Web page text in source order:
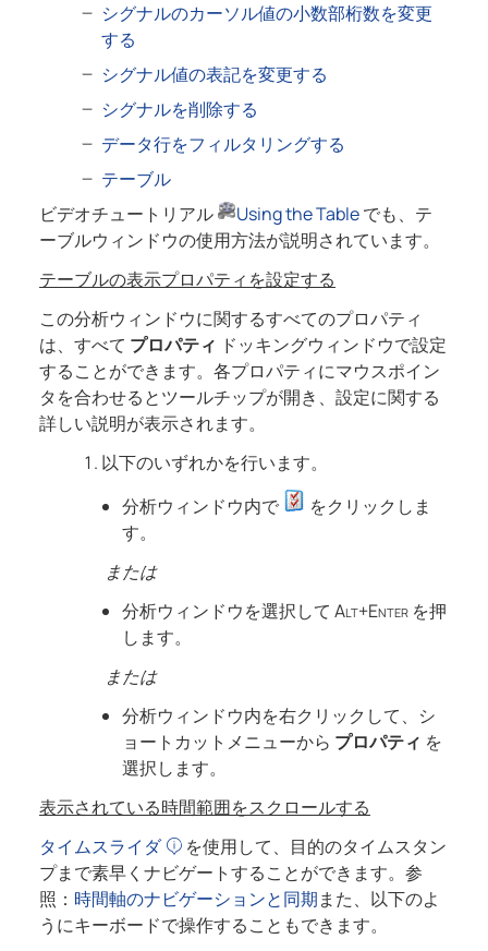
シグナルのカーソル値の小数部桁数を変更
する
シグナル値の表記を変更する
シグナルを削除する
データ行をフィルタリングする
テーブル
ビデオチュートリアル
Using the Tableでも、テ
ーブルウィンドウの使用方法が説明されています。
テーブルの表示プロパティを設定する
この分析ウィンドウに関するすべてのプロパティ
は、すべて プロパティ ドッキングウィンドウで設定
することができます。各プロパティにマウスポイン
タを合わせるとツールチップが開き、設定に関する
詳しい説明が表示されます。
以下のいずれかを行います。
分析ウィンドウ内で
をクリックしま
す。
または
分析ウィンドウを選択して Alt+Enterを押
します。
または
分析ウィンドウ内を右クリックして、シ
ョートカットメニューから プロパティ を
選択します。
表示されている時間範囲をスクロールする
タイムスライダ
を使用して、目的のタイムスタン
プまで素早くナビゲートすることができます。参
照： 時間軸のナビゲーションと同期また、以下のよ
うにキーボードで操作することもできます。